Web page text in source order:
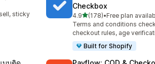
sticky
Checkbox
4.9เต็ม 5 ดาว
(178)
ทั้งหมด 178 รีวิว
•Free plan
Terms and conditions
checkout rules, age
Built for Shopify